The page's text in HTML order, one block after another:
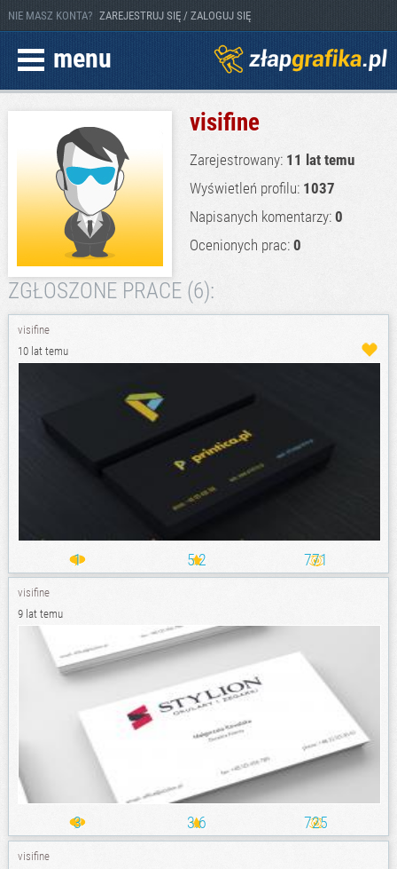
NIE MASZ KONTA? ZAREJESTRUJ SIĘ / ZALOGUJ SIĘ
menu
visifine
Zarejestrowany: 11 lat temu
Wyświetleń profilu: 1037
Napisanych komentarzy: 0
Ocenionych prac: 0
ZGŁOSZONE PRACE (6):
visifine
10 lat temu
1 5.2 771
visifine
9 lat temu
3 3.6 725
visifine